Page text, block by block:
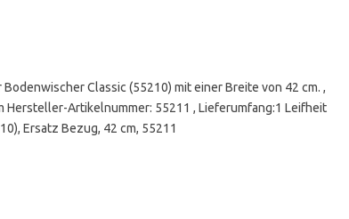
Classic (55210) mit einer Breite von 42 cm. ,
Hersteller-Artikelnummer: 55211 , Lieferumfang:1 Leifheit
Ersatz Bezug, 42 cm, 55211